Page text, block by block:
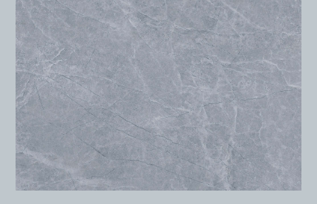
TIN CHUYÊN MÔN
LIÊN HỆ - TƯ